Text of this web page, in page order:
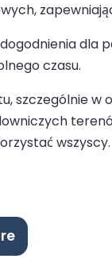
czasu.
szczególnie w
wszyscy.